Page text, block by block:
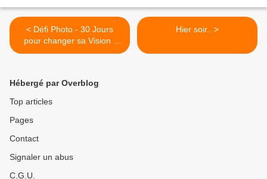
< Défi Photo - 30 Jours
pour changer sa Vision -
Avril - Jour 04 - Qu'est-ce
Hier soir.. >
Hébergé par Overblog
Top articles
Pages
Contact
Signaler un abus
C.G.U.